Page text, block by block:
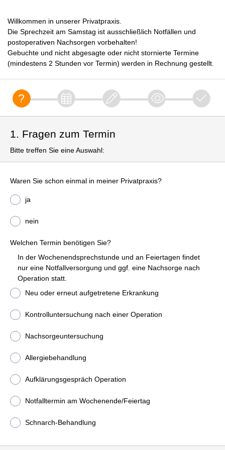
Willkommen in unserer Privatpraxis.
Die Sprechzeit am Samstag ist ausschließlich Notfällen und
postoperativen Nachsorgen vorbehalten!
Gebuchte und nicht abgesagte oder nicht stornierte Termine
(mindestens 2 Stunden vor Termin) werden in Rechnung gestellt.
1. Fragen zum Termin
Bitte treffen Sie eine Auswahl:
Waren Sie schon einmal in meiner Privatpraxis?
ja
nein
Welchen Termin benötigen Sie?
In der Wochenendsprechstunde und an Feiertagen findet
nur eine Notfallversorgung und ggf. eine Nachsorge nach
Operation statt.
Neu oder erneut aufgetretene Erkrankung
Kontrolluntersuchung nach einer Operation
Nachsorgeuntersuchung
Allergiebehandlung
Aufklärungsgespräch Operation
Notfalltermin am Wochenende/Feiertag
Schnarch-Behandlung